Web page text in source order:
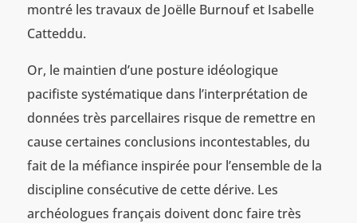
montré les travaux de Joëlle Burnouf et Isabelle
Catteddu.
Or, le maintien d’une posture idéologique
pacifiste systématique dans l’interprétation de
données très parcellaires risque de remettre en
cause certaines conclusions incontestables, du
fait de la méfiance inspirée pour l’ensemble de la
discipline consécutive de cette dérive. Les
archéologues français doivent donc faire très